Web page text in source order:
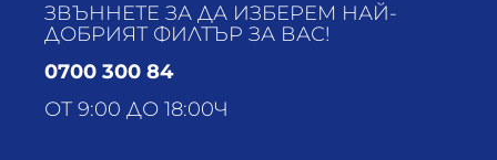
ЗВЪННЕТЕ ЗА ДА ИЗБЕРЕМ НАЙ-
ДОБРИЯТ ФИЛТЪР ЗА ВАС!
0700 300 84
ОТ 9:00 ДО 18:00Ч